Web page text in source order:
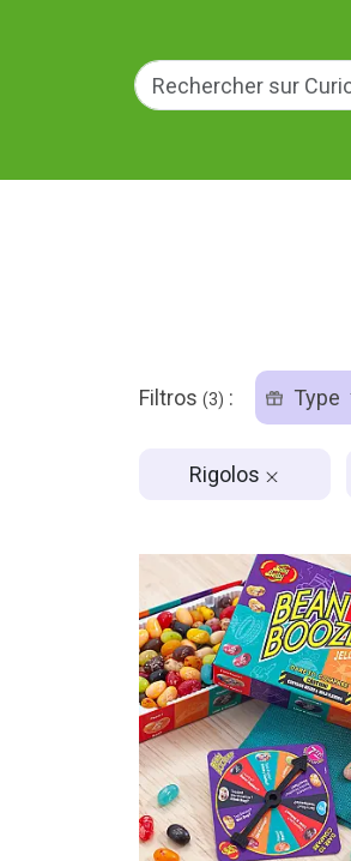
Filtros (3) : Type
Rigolos